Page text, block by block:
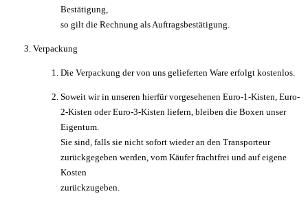
Bestätigung,
so gilt die Rechnung als Auftragsbestätigung.
Verpackung
Die Verpackung der von uns gelieferten Ware erfolgt kostenlos.
Soweit wir in unseren hierfür vorgesehenen Euro-1-Kisten, Euro-
2-Kisten oder Euro-3-Kisten liefern, bleiben die Boxen unser
Eigentum.
Sie sind, falls sie nicht sofort wieder an den Transporteur
zurückgegeben werden, vom Käufer frachtfrei und auf eigene
Kosten
zurückzugeben.